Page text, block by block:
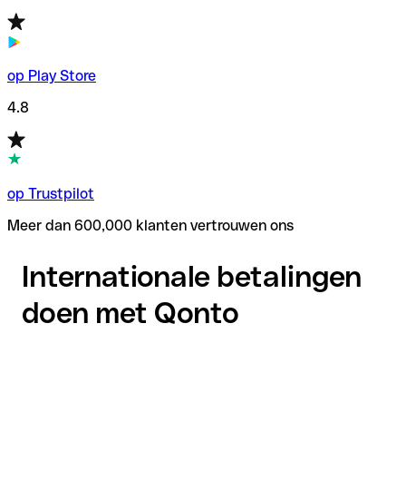
op Play Store
4.8
op Trustpilot
Meer dan 600,000 klanten vertrouwen ons
Internationale betalingen
doen met Qonto